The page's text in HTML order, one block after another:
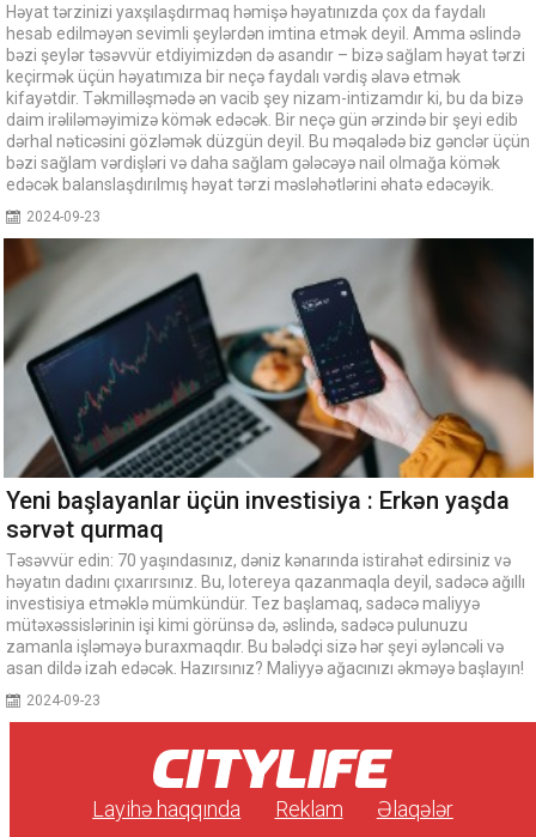
Həyat tərzinizi yaxşılaşdırmaq həmişə həyatınızda çox da faydalı
hesab edilməyən sevimli şeylərdən imtina etmək deyil. Amma əslində
bəzi şeylər təsəvvür etdiyimizdən də asandır – bizə sağlam həyat tərzi
keçirmək üçün həyatımıza bir neçə faydalı vərdiş əlavə etmək
kifayətdir. Təkmilləşmədə ən vacib şey nizam-intizamdır ki, bu da bizə
daim irəliləməyimizə kömək edəcək. Bir neçə gün ərzində bir şeyi edib
dərhal nəticəsini gözləmək düzgün deyil. Bu məqalədə biz gənclər üçün
bəzi sağlam vərdişləri və daha sağlam gələcəyə nail olmağa kömək
edəcək balanslaşdırılmış həyat tərzi məsləhətlərini əhatə edəcəyik.
2024-09-23
Yeni başlayanlar üçün investisiya : Erkən yaşda
sərvət qurmaq
Təsəvvür edin: 70 yaşındasınız, dəniz kənarında istirahət edirsiniz və
həyatın dadını çıxarırsınız. Bu, lotereya qazanmaqla deyil, sadəcə ağıllı
investisiya etməklə mümkündür. Tez başlamaq, sadəcə maliyyə
mütəxəssislərinin işi kimi görünsə də, əslində, sadəcə pulunuzu
zamanla işləməyə buraxmaqdır. Bu bələdçi sizə hər şeyi əyləncəli və
asan dildə izah edəcək. Hazırsınız? Maliyyə ağacınızı əkməyə başlayın!
2024-09-23
Layihə haqqında Reklam Əlaqələr